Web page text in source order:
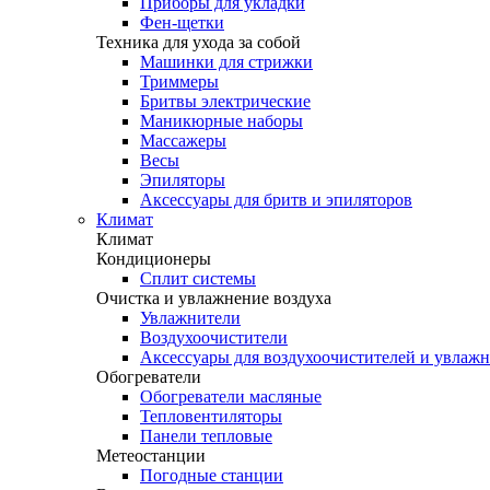
Фен-щетки
Техника для ухода за собой
Машинки для стрижки
Триммеры
Бритвы электрические
Маникюрные наборы
Массажеры
Весы
Эпиляторы
Аксессуары для бритв и эпиляторов
Климат
Климат
Кондиционеры
Сплит системы
Очистка и увлажнение воздуха
Увлажнители
Воздухоочистители
Аксессуары для воздухоочистителей и
Обогреватели
Обогреватели масляные
Тепловентиляторы
Панели тепловые
Метеостанции
Погодные станции